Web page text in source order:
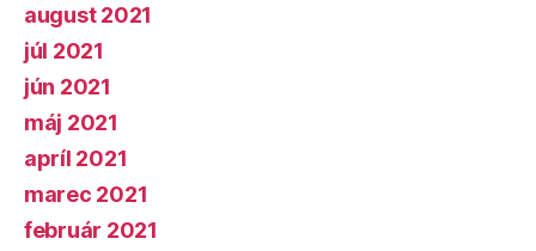
august 2021
júl 2021
jún 2021
máj 2021
apríl 2021
marec 2021
február 2021